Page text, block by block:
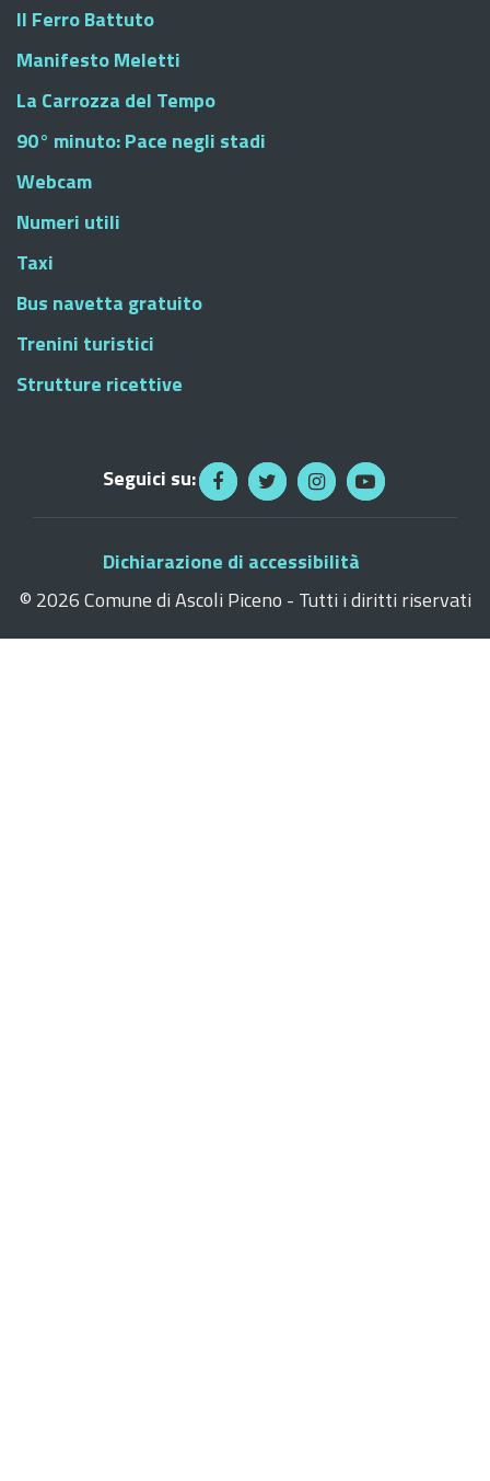
Il Ferro Battuto
Manifesto Meletti
La Carrozza del Tempo
90° minuto: Pace negli stadi
Webcam
Numeri utili
Taxi
Bus navetta gratuito
Trenini turistici
Strutture ricettive
Seguici su:
Dichiarazione di accessibilità
© 2026 Comune di Ascoli Piceno - Tutti i diritti riservati